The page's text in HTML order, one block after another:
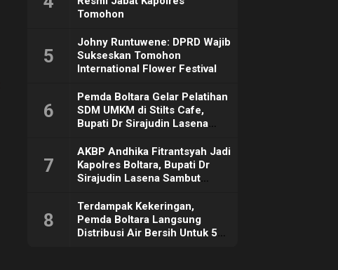
Tomohon
5
Johny Runtuwene: DPRD Wajib
Sukseskan Tomohon
International Flower Festival
6
Pemda Boltara Gelar Pelatihan
SDM UMKM di Stilts Cafe,
Bupati Dr Sirajudin Lasena
Dorong Ekonomi Daerah
7
AKBP Andhika Fitrantsyah Jadi
Kapolres Boltara, Bupati Dr
Sirajudin Lasena Sambut
8
Terdampak Kekeringan,
Pemda Boltara Langsung
Distribusi Air Bersih Untuk 50